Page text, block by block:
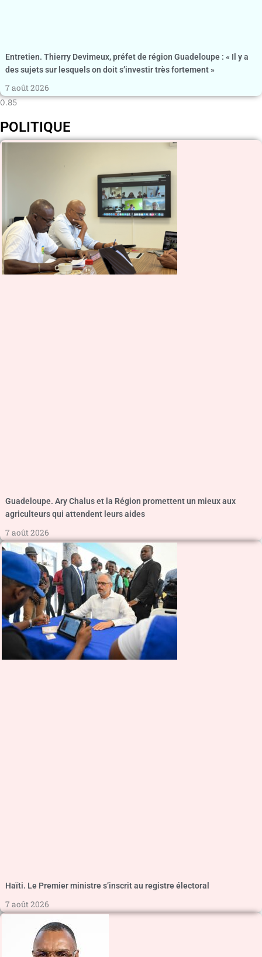
Entretien. Thierry Devimeux, préfet de région Guadeloupe : « Il y a
des sujets sur lesquels on doit s’investir très fortement »
7 août 2026
POLITIQUE
Guadeloupe. Ary Chalus et la Région promettent un mieux aux
agriculteurs qui attendent leurs aides
7 août 2026
Haïti. Le Premier ministre s’inscrit au registre électoral
7 août 2026